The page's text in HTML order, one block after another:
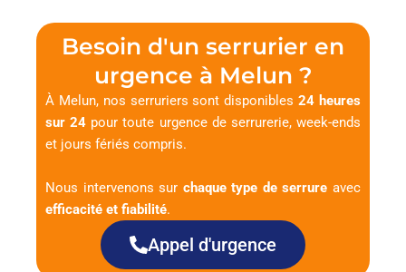
Besoin d'un serrurier en
urgence à Melun ?
À Melun, nos serruriers sont disponibles24 heures
sur 24 pour toute urgence de serrurerie, week-ends
et jours fériés compris.
Nous intervenons sur chaque type de serrure avec
efficacité et fiabilité.
Appel d'urgence